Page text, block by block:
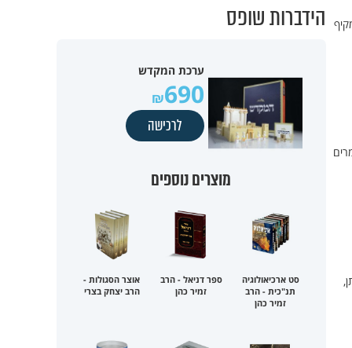
הידברות שופס
ערכת המקדש
690
לרכישה
מוצרים נוספים
סט ארכיאולוגיה
תנ"כית - הרב
זמיר כהן
ספר דניאל - הרב
זמיר כהן
אוצר הסגולות -
הרב יצחק בצרי